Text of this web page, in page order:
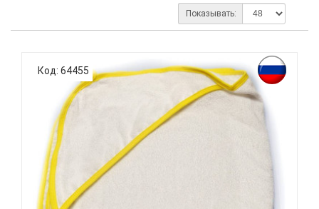
Показывать:
Код: 64455